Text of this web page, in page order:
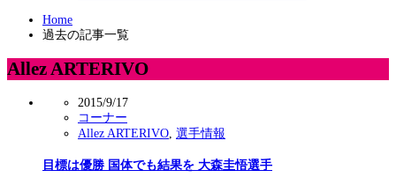
Home
過去の記事一覧
Allez ARTERIVO
2015/9/17
コーナー
Allez ARTERIVO 選手情報
目標は優勝 国体でも結果を 大森圭悟選手